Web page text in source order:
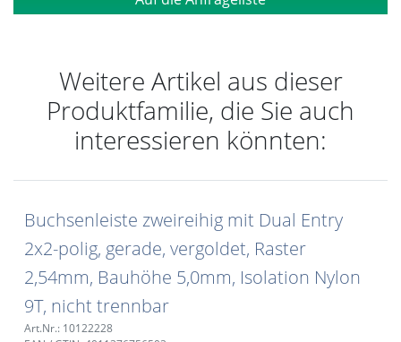
Weitere Artikel aus dieser
Produktfamilie, die Sie auch
interessieren könnten:
Buchsenleiste zweireihig mit Dual Entry
2x2-polig, gerade, vergoldet, Raster
2,54mm, Bauhöhe 5,0mm, Isolation Nylon
9T, nicht trennbar
Art.Nr.: 10122228